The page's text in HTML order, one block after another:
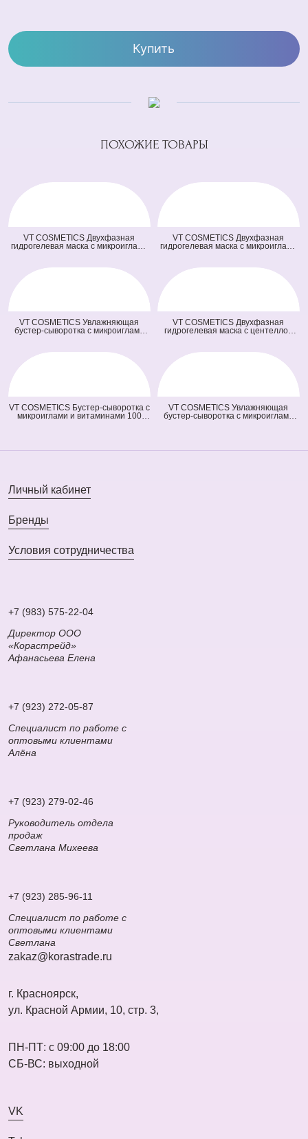
Купить
ПОХОЖИЕ ТОВАРЫ
VT COSMETICS Двухфазная
гидрогелевая маска с микроиглами
(оранжевая) (33 гр + 1,5 гр)
VT COSMETICS Двухфазная
гидрогелевая маска с микроиглами
зеленая) (33 гр + 1,5 гр)
VT COSMETICS Увлажняющая
бустер-сыворотка с микроиглами
VT COSMETICS Двухфазная
гидрогелевая маска с центеллой
VT COSMETICS Бустер-сыворотка с
микроиглами и витаминами 100
VT COSMETICS Увлажняющая
бустер-сыворотка с микроиглами
Личный кабинет
Бренды
Условия сотрудничества
+7 (983) 575-22-04
Директор ООО
«Корастрейд»
Афанасьева Елена
+7 (923) 272-05-87
Специалист по работе с
оптовыми клиентами
Алёна
+7 (923) 279-02-46
Руководитель отдела
продаж
Светлана Михеева
+7 (923) 285-96-11
Специалист по работе с
оптовыми клиентами
Светлана
zakaz@korastrade.ru
г. Красноярск,
ул. Красной Армии, 10, стр. 3,
ПН-ПТ: с 09:00 до 18:00
СБ-ВС: выходной
VK